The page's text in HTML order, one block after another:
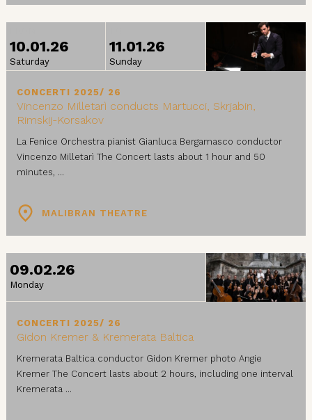
10.01.26
Saturday
11.01.26
Sunday
CONCERTI 2025/ 26
Vincenzo Milletarì conducts Martucci, Skrjabin,
Rimskij-Korsakov
La Fenice Orchestra pianist Gianluca Bergamasco conductor
Vincenzo Milletarì The Concert lasts about 1 hour and 50
minutes, ...
MALIBRAN THEATRE
09.02.26
Monday
CONCERTI 2025/ 26
Gidon Kremer & Kremerata Baltica
Kremerata Baltica conductor Gidon Kremer photo Angie
Kremer The Concert lasts about 2 hours, including one interval
Kremerata ...